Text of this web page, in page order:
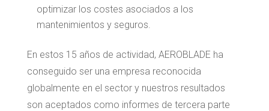
optimizar los costes asociados a los
mantenimientos y seguros.
En estos 15 años de actividad, AEROBLADE ha
conseguido ser una empresa reconocida
globalmente en el sector y nuestros resultados
son aceptados como informes de tercera parte